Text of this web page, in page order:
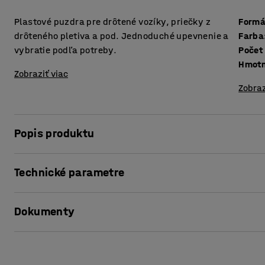
Plastové puzdra pre drôtené vozíky, priečky z
drôteného pletiva a pod. Jednoduché upevnenie a
vybratie podľa potreby.
Zobraziť viac
Farba
Popis produktu
dočasné tak aj trvalé použitie. Dajú sa ľahko zavesiť a
Technické parametre
Farba: Modrá
Dokumenty